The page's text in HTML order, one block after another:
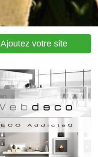
Ajoutez votre site